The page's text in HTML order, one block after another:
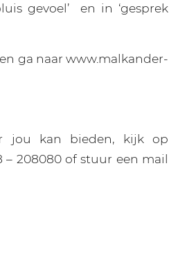
gevoel’
en in ‘gesprek
ga naar www.malkander-
jou kan bieden, kijk op
– 208080 of stuur een mail